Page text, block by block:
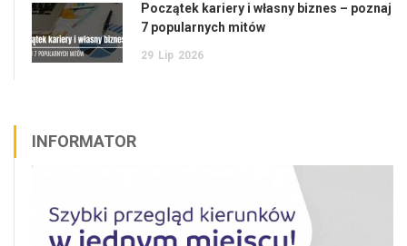
Początek kariery i własny biznes – poznaj
7 popularnych mitów
29 Lip 2026
INFORMATOR